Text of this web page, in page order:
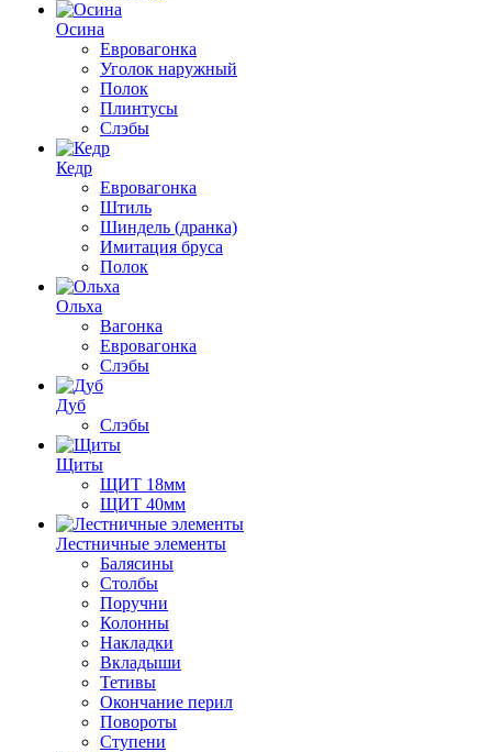
Осина
Евровагонка
Уголок наружный
Полок
Плинтусы
Слэбы
Кедр
Евровагонка
Штиль
Шиндель (дранка)
Имитация бруса
Полок
Ольха
Вагонка
Евровагонка
Слэбы
Дуб
Слэбы
Щиты
ЩИТ 18мм
ЩИТ 40мм
Лестничные элементы
Балясины
Столбы
Поручни
Колонны
Накладки
Вкладыши
Тетивы
Окончание перил
Повороты
Ступени